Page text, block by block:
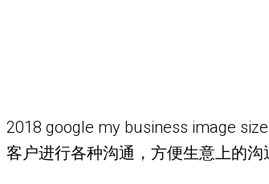
2018 google my business image
客户进行各种沟通，方便生意上的沟